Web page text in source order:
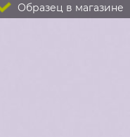
Образец в магазине